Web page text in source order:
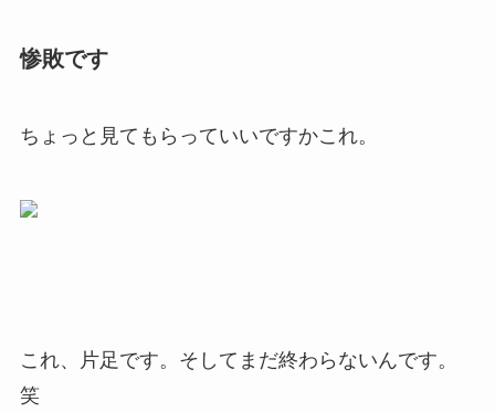
惨敗です
ちょっと見てもらっていいですかこれ。
これ、片足です。そしてまだ終わらないんです。
笑